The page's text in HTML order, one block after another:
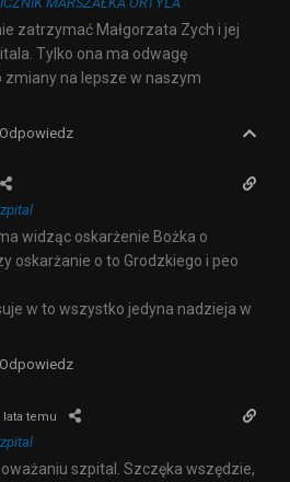
zatrzymać Małgorzata Zych i jej
Tylko ona ma odwagę
zmiany na lepsze w naszym
Odpowiedz
widząc oskarżenie Bożka o
oskarżanie o to Grodzkiego i peo
w to wszystko jedyna nadzieja w
Odpowiedz
lata temu
szpital. Szczęka wszędzie,